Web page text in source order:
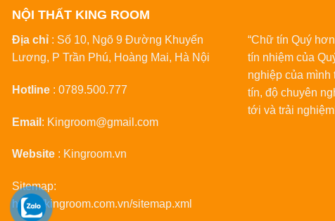
NỘI THẤT KING ROOM
Địa chỉ : Số 10, Ngõ 9 Đường Khuyến
Lương, P Trần Phú, Hoàng Mai, Hà Nội
Hotline : 0789.500.777
Email : Kingroom@gmail.com
Website : Kingroom.vn
Sitemap:
https://kingroom.com.vn/sitemap.xml
“Chữ tín Quý
tín nhiệm của
nghiệp của
tín, độ chuyên
tới và trải